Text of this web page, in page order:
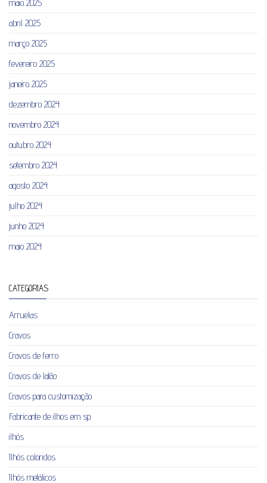
maio 2025
abril 2025
março 2025
fevereiro 2025
janeiro 2025
dezembro 2024
novembro 2024
outubro 2024
setembro 2024
agosto 2024
julho 2024
junho 2024
maio 2024
CATEGORIAS
Arruelas
Cravos
Cravos de ferro
Cravos de latão
Cravos para customização
Fabricante de ilhos em sp
ilhós
Ilhós coloridos
Ilhós metálicos